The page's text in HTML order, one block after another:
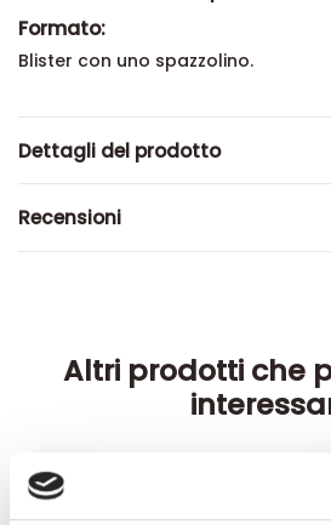
Formato:
Blister con uno spazzolino.
Dettagli del prodotto
Recensioni
Altri prodotti che